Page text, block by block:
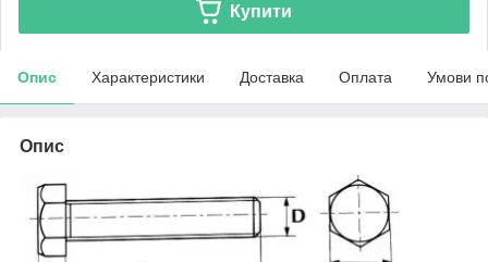
Купити
Опис Характеристики Доставка Оплата Умови
Опис